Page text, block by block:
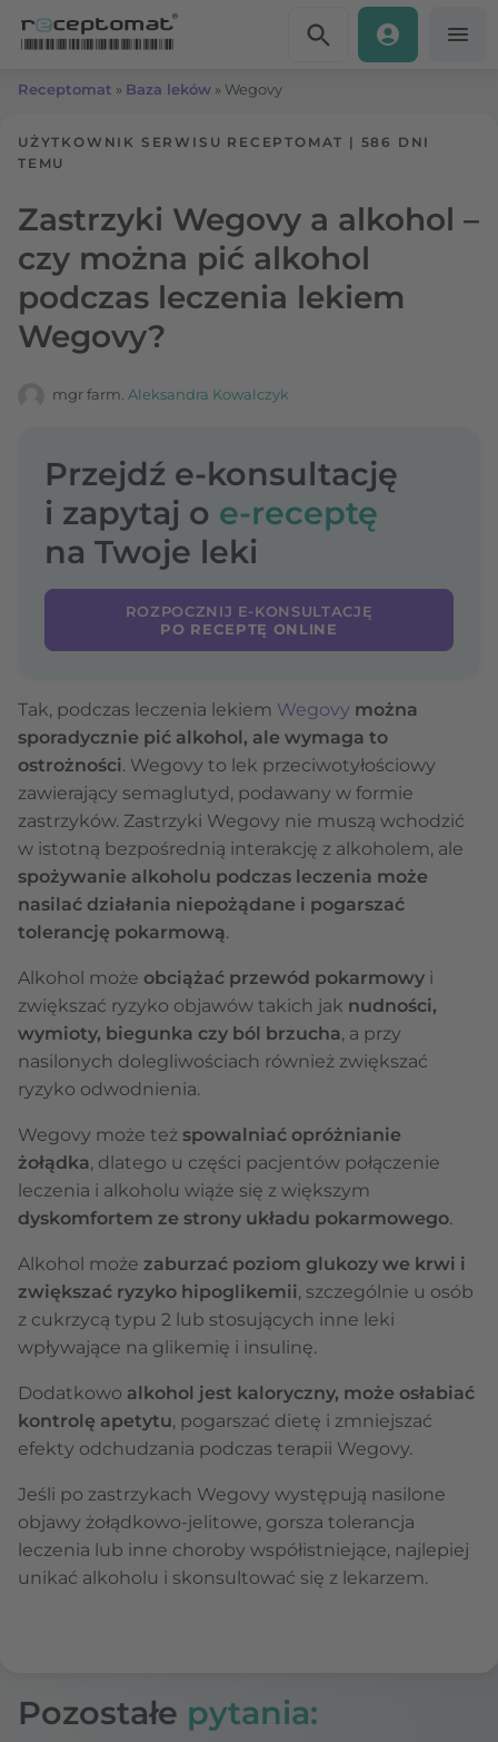
Receptomat » Baza leków » Wegovy
UŻYTKOWNIK SERWISU RECEPTOMAT | 586 DNI
TEMU
Zastrzyki Wegovy a alkohol –
czy można pić alkohol
podczas leczenia lekiem
Wegovy?
mgr farm. Aleksandra Kowalczyk
Przejdź e-konsultację
i zapytaj o e-receptę
na Twoje leki
ROZPOCZNIJ E-KONSULTACJĘ
PO RECEPTĘ ONLINE
Tak, podczas leczenia lekiem Wegovy można
sporadycznie pić alkohol, ale wymaga to
ostrożności. Wegovy to lek przeciwotyłościowy
zawierający semaglutyd, podawany w formie
zastrzyków. Zastrzyki Wegovy nie muszą wchodzić
w istotną bezpośrednią interakcję z alkoholem, ale
spożywanie alkoholu podczas leczenia może
nasilać działania niepożądane i pogarszać
tolerancję pokarmową.
Alkohol może obciążać przewód pokarmowy i
zwiększać ryzyko objawów takich jak nudności,
wymioty, biegunka czy ból brzucha, a przy
nasilonych dolegliwościach również zwiększać
ryzyko odwodnienia.
Wegovy może też spowalniać opróżnianie
żołądka, dlatego u części pacjentów połączenie
leczenia i alkoholu wiąże się z większym
dyskomfortem ze strony układu pokarmowego.
Alkohol może zaburzać poziom glukozy we krwi i
zwiększać ryzyko hipoglikemii, szczególnie u osób
z cukrzycą typu 2 lub stosujących inne leki
wpływające na glikemię i insulinę.
Dodatkowo alkohol jest kaloryczny, może osłabiać
kontrolę apetytu, pogarszać dietę i zmniejszać
efekty odchudzania podczas terapii Wegovy.
Jeśli po zastrzykach Wegovy występują nasilone
objawy żołądkowo-jelitowe, gorsza tolerancja
leczenia lub inne choroby współistniejące, najlepiej
unikać alkoholu i skonsultować się z lekarzem.
Pozostałe pytania: